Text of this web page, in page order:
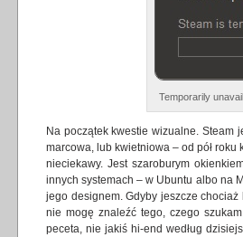
Temporarily
Na początek kwestie wizualne. Steam
marcowa, lub kwietniowa – od pół
nieciekawy. Jest szaroburym
innych systemach – w Ubuntu albo na
jego designem. Gdyby jeszcze chociaż
nie mogę znaleźć tego, czego
peceta, nie jakiś hi-end według